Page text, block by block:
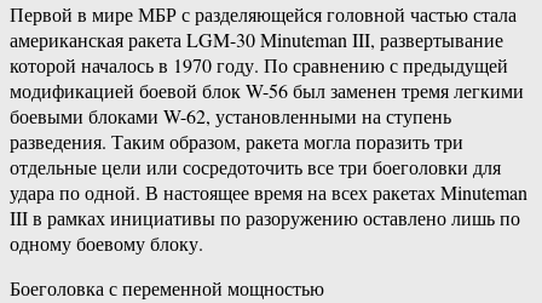
Первой в мире МБР с разделяющейся головной частью стала
американская ракета LGM-30 Minuteman III, развертывание
которой началось в 1970 году. По сравнению с предыдущей
модификацией боевой блок W-56 был заменен тремя легкими
боевыми блоками W-62, установленными на ступень
разведения. Таким образом, ракета могла поразить три
отдельные цели или сосредоточить все три боеголовки для
удара по одной. В настоящее время на всех ракетах Minuteman
III в рамках инициативы по разоружению оставлено лишь по
одному боевому блоку.
Боеголовка с переменной мощностью